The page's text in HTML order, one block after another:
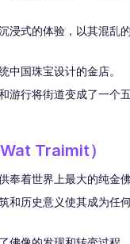
浸式的体验，以其混乱
中国珠宝设计的金店。
游行将街道变成了一个
Traimit）
奉着世界上最大的纯金佛
和历史意义使其成为任